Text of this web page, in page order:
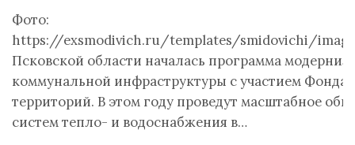
Фото:
https://exsmodivich.ru/templates/smidovichi/
Псковской области началась программа
коммунальной инфраструктуры с участием Фонда
территорий. В этом году проведут масштабное
систем тепло- и водоснабжения в…